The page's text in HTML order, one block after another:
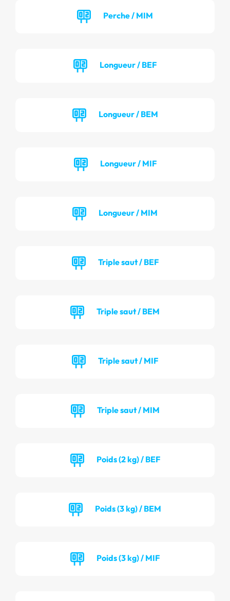
Perche / MIM
Longueur / BEF
Longueur / BEM
Longueur / MIF
Longueur / MIM
Triple saut / BEF
Triple saut / BEM
Triple saut / MIF
Triple saut / MIM
Poids (2 kg) / BEF
Poids (3 kg) / BEM
Poids (3 kg) / MIF